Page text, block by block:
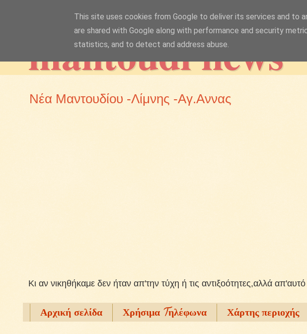
mantoudi news
Νέα Μαντουδίου -Λίμνης -Αγ.Αννας
Kι αν νικηθήκαμε δεν ήταν απ'την τύχη ή τις αντιξοότητες,αλλά
Αρχική σελίδα Χρήσιμα Tηλέφωνα Χάρτης περιοχής
This site uses cookies from Google to deliver its services and to
are shared with Google along with performance and security
statistics, and to detect and address abuse.